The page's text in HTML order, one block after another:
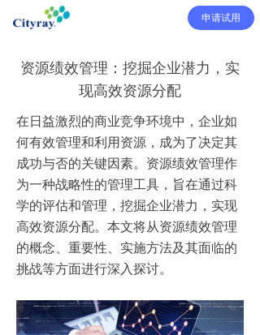
申请试用
资源绩效管理：挖掘企业潜力，实
现高效资源分配
在日益激烈的商业竞争环境中，企业如
何有效管理和利用资源，成为了决定其
成功与否的关键因素。资源绩效管理作
为一种战略性的管理工具，旨在通过科
学的评估和管理，挖掘企业潜力，实现
高效资源分配。本文将从资源绩效管理
的概念、重要性、实施方法及其面临的
挑战等方面进行深入探讨。